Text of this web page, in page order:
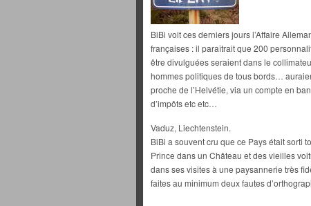
BiBi voit ces derniers jours l’Affaire
françaises : il paraîtrait que 200
être divulguées seraient dans le
hommes politiques de tous bords…
proche de l’Helvétie, via un compte en
d’impôts etc etc…
Vaduz, Liechtenstein.
BiBi a souvent cru que ce Pays était sorti
Prince dans un Château et des vieilles
dans ses visites à une paysannerie très
faites au minimum deux fautes